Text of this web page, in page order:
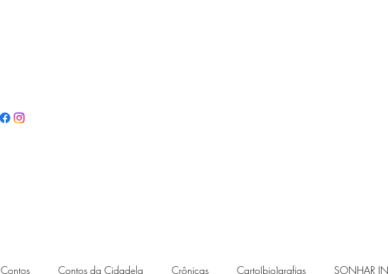
Contos Contos da Cidadela Crônicas Carto(bio)grafias SONHAR